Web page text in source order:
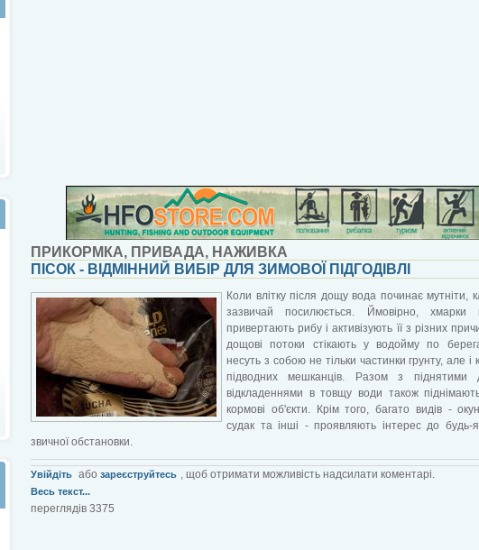
ПРИКОРМКА, ПРИВАДА, НАЖИВКА
ПІСОК - ВІДМІННИЙ ВИБІР ДЛЯ ЗИМОВОЇ ПІДГОДІВЛІ
Коли влітку після дощу вода починає мутніти,
зазвичай посилюється. Ймовірно, хмарки
привертають рибу і активізують її з різних
дощові потоки стікають у водойму по
несуть з собою не тільки частинки грунту, але і
підводних мешканців. Разом з піднятими
відкладеннями в товщу води також
кормові об'єкти. Крім того, багато видів -
судак та інші - проявляють інтерес до будь-
звичної обстановки.
Увійдіть або зареєструйтесь , щоб отримати можливість надсилати коментарі.
Весь текст...
переглядів 3375